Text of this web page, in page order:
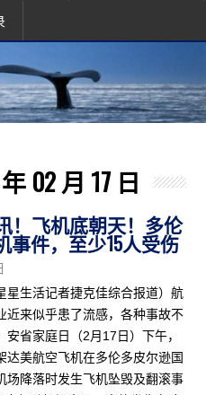
02 月 17 日
！飞机底朝天！多伦
事件，至少15人受伤
星生活记者捷克佳综合报道）航
近来似乎患了流感，各种事故不
安省家庭日（2月17日）下午，
达美航空飞机在多伦多皮尔逊国
场降落时发生飞机坠毁及翻滚事